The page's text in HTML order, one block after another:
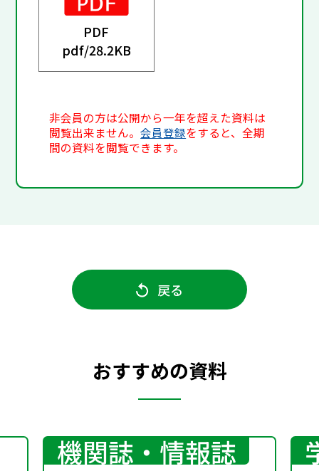
PDF
pdf/28.2KB
非会員の方は公開から一年を超えた資料は
閲覧出来ません。会員登録をすると、全期
間の資料を閲覧できます。
戻る
おすすめの資料
機関誌・情報誌